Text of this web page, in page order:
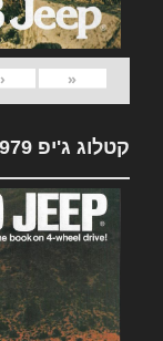
«
‹
קטלוג ג'יפ 1979